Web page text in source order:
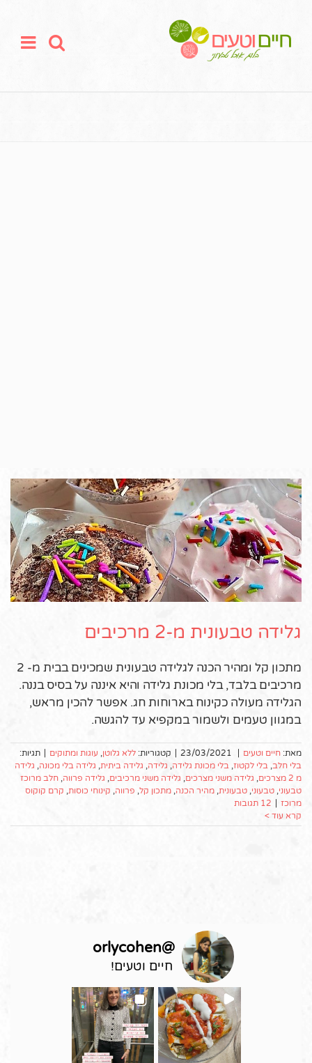
גלידה טבעונית מ-2 מרכיבים
מתכון קל ומהיר הכנה לגלידה טבעונית שמכינים בבית מ- 2
מרכיבים בלבד, בלי מכונת גלידה והיא איננה על בסיס בננה.
הגלידה מעולה כקינוח בארוחות חג. אפשר להכין מראש,
במגוון טעמים ולשמור במקפיא עד להגשה.
מאת: חיים וטעים 23/03/2021 קטגוריות: ללא גלוטן, עוגות ומתוקים
תגיות:
בלי חלב, בלי לקטוז, בלי מכונת גלידה, גלידה, גלידה ביתית, גלידה בלי מכונה, גלידה
מ 2 מצרכים
, גלידה משני מצרכים, גלידה משני מרכיבים, גלידה פרווה, חלב מרוכז
טבעוני, טבעוני, טבעונית, מהיר הכנה, מתכון קל, פרווה, קינוחי כוסות, קרם קוקוס
מרוכז
12 תגובות
קרא עוד >
@
orlycohen
חיים וטעים!